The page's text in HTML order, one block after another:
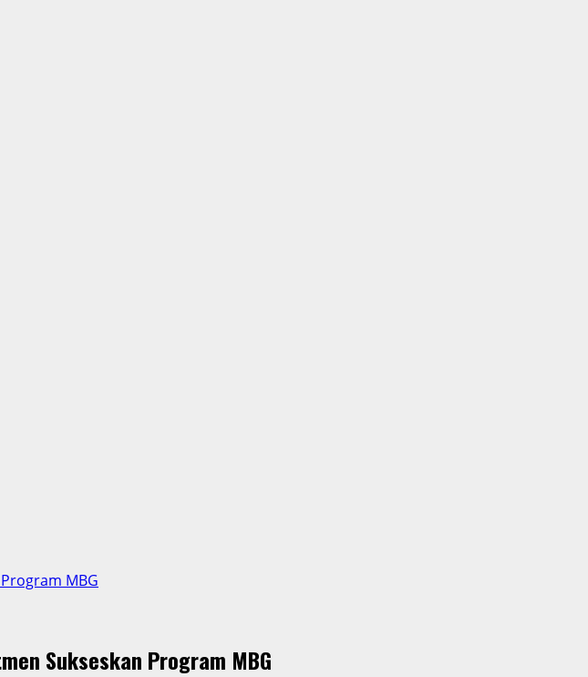
MBG
Sukseskan Program MBG